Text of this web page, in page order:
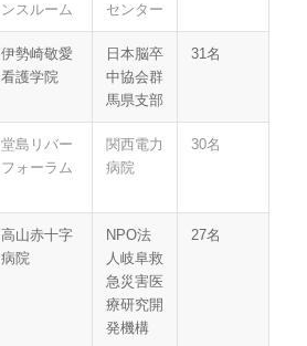
ンスルーム
センター
伊勢崎敬愛
看護学院
日本脳卒
中協会群
馬県支部
31名
堂島リバー
フォーラム
関西電力
病院
30名
高山赤十字
病院
NPO法
人岐阜救
急災害医
療研究開
発機構
27名